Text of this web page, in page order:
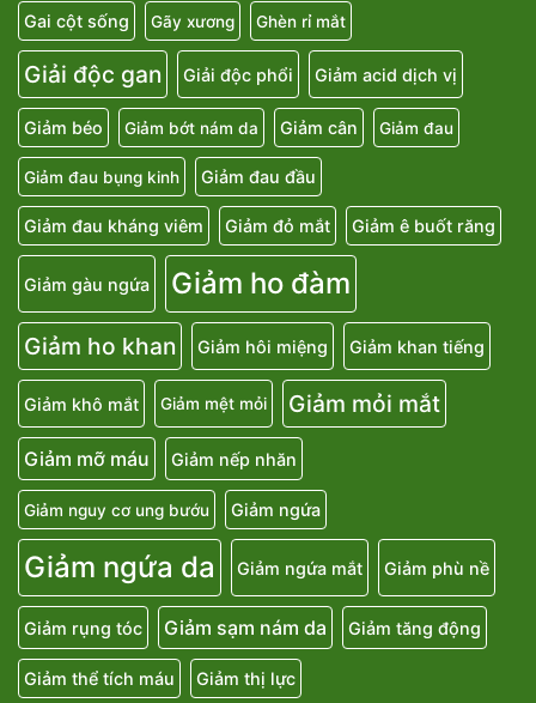
Gai cột sống Gãy xương Ghèn rỉ mắt
Giải độc gan Giải độc phổi Giảm acid dịch vị
Giảm béo Giảm bớt nám da Giảm cân Giảm đau
Giảm đau bụng kinh Giảm đau đầu
Giảm đau kháng viêm Giảm đỏ mắt Giảm ê buốt răng
Giảm gàu ngứa Giảm ho đàm
Giảm ho khan Giảm hôi miệng Giảm khan tiếng
Giảm khô mắt Giảm mệt mỏi Giảm mỏi mắt
Giảm mỡ máu Giảm nếp nhăn
Giảm nguy cơ ung bướu Giảm ngứa
Giảm ngứa da Giảm ngứa mắt Giảm phù nề
Giảm rụng tóc Giảm sạm nám da Giảm tăng động
Giảm thể tích máu Giảm thị lực